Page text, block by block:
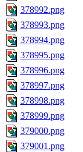
378992.png
378993.png
378994.png
378995.png
378996.png
378997.png
378998.png
378999.png
379000.png
379001.png